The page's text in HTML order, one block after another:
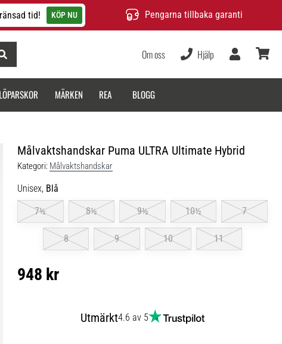
tid! KÖP NU Pengarna tillbaka garanti
Om oss Hjälp
LÖPARSKOR MÄRKEN REA BLOGG
Målvaktshandskar Puma ULTRA Ultimate Hybrid
Kategori: Målvaktshandskar
Unisex, Blå
7½
8½ 9½ 10½ 7
8 9 10 11
948 kr
Utmärkt4.6 av 5